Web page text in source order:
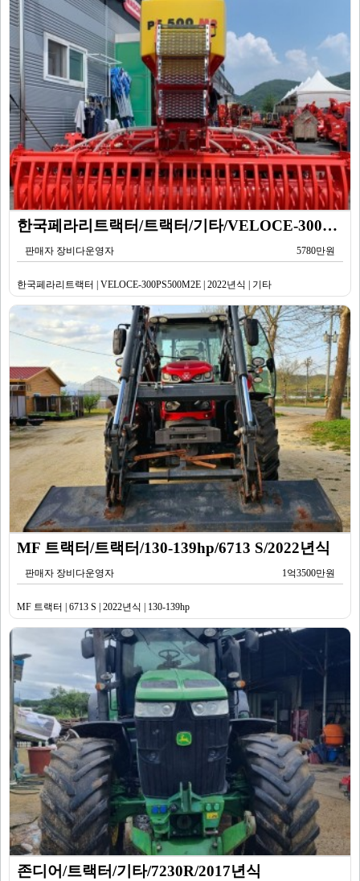
한국페라리트랙터/트랙터/기타/VELOCE-300PS500M2E/2022년식
판매자 장비다운영자 5780만원
한국페라리트랙터 | VELOCE-300PS500M2E | 2022년식 | 기타
MF 트랙터/트랙터/130-139hp/6713 S/2022년식
판매자 장비다운영자 1억3500만원
MF 트랙터 | 6713 S | 2022년식 | 130-139hp
존디어/트랙터/기타/7230R/2017년식